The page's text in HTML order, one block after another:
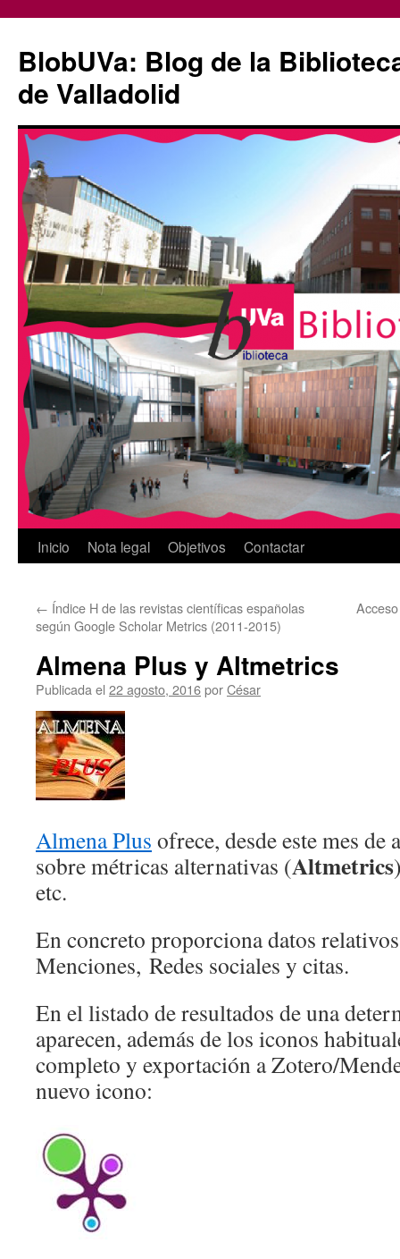
contenido
BlobUVa: Blog de la
de Valladolid
Inicio Nota legal Objetivos Contactar
← Índice H de las revistas científicas españolas
según Google Scholar Metrics (2011-2015)
Almena Plus y Altmetrics
Publicada el 22 agosto, 2016porCésar
Almena Plus ofrece, desde este mes
sobre métricas alternativas (Altmetrics
etc.
En concreto proporciona datos
Menciones, Redes sociales y citas.
En el listado de resultados de una
aparecen, además de los iconos
completo y exportación a Zotero/
nuevo icono: